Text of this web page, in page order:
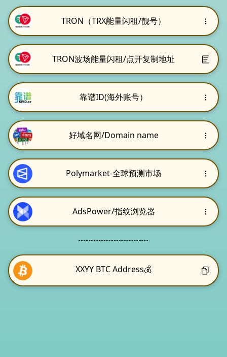
TRON（TRX能量闪租/靓号）
TRON波场能量闪租/点开复制地址
靠谱ID(海外账号）
好域名网/Domain name
Polymarket-全球预测市场
AdsPower/指纹浏览器
XXYY BTC Address💰